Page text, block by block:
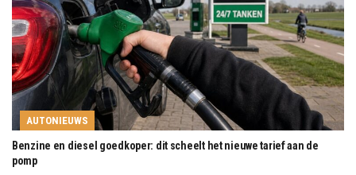
AUTONIEUWS
Benzine en diesel goedkoper: dit scheelt het nieuwe tarief aan de
pomp